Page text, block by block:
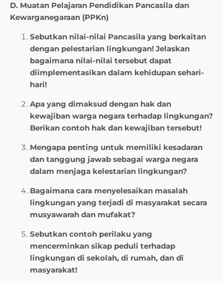
D. Muatan Pelajaran Pendidikan Pancasila dan
Kewarganegaraan (PPKn)
Sebutkan nilai-nilai Pancasila yang berkaitan
dengan pelestarian lingkungan! Jelaskan
bagaimana nilai-nilai tersebut dapat
diimplementasikan dalam kehidupan sehari-
hari!
Apa yang dimaksud dengan hak dan
kewajiban warga negara terhadap lingkungan?
Berikan contoh hak dan kewajiban tersebut!
Mengapa penting untuk memiliki kesadaran
dan tanggung jawab sebagai warga negara
dalam menjaga kelestarian lingkungan?
Bagaimana cara menyelesaikan masalah
lingkungan yang terjadi di masyarakat secara
musyawarah dan mufakat?
Sebutkan contoh perilaku yang
mencerminkan sikap peduli terhadap
lingkungan di sekolah, di rumah, dan di
masyarakat!